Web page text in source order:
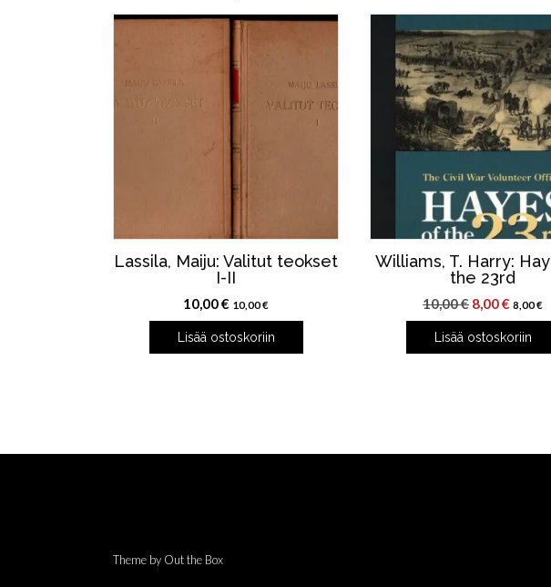
Lassila, Maiju: Valitut teokset
I-II
10,00€ 10,00€
Lisää ostoskoriin
Williams, T. Harry:
the 23rd
10,00€ Alkuperäinen
hinta
oli:
8,00€
hinta
on:
8,00€
Lisää ostoskoriin
Theme by Out the Box